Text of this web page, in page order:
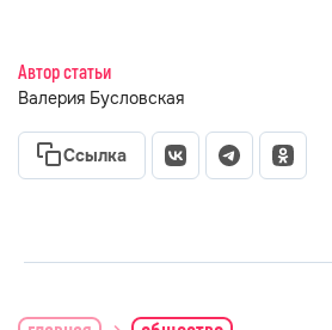
Автор статьи
Валерия Бусловская
Ссылка